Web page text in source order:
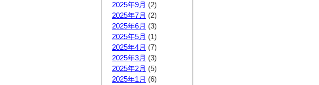
2025年9月 (2)
2025年7月 (2)
2025年6月 (3)
2025年5月 (1)
2025年4月 (7)
2025年3月 (3)
2025年2月 (5)
2025年1月 (6)